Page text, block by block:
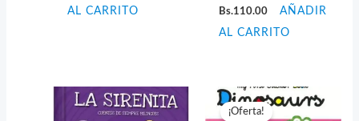
AL CARRITO
Bs.110.00
AÑADIR
AL CARRITO
¡Oferta!